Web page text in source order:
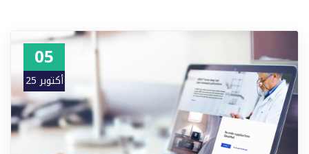
05
أكتوبر 25